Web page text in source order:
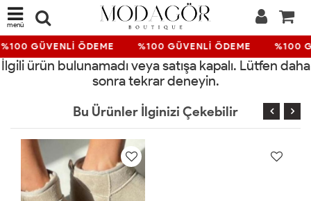
menü
%100 GÜVENLİ ÖDEME %100 GÜVENLİ ÖDEME %100
İlgili ürün bulunamadı veya satışa kapalı. Lütfen daha
sonra tekrar deneyin.
Bu Ürünler İlginizi Çekebilir